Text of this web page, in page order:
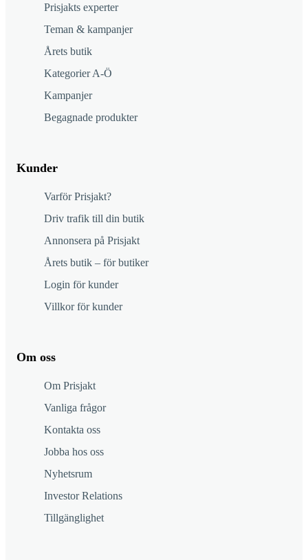
Prisjakts experter
Teman & kampanjer
Årets butik
Kategorier A-Ö
Kampanjer
Begagnade produkter
Kunder
Varför Prisjakt?
Driv trafik till din butik
Annonsera på Prisjakt
Årets butik – för butiker
Login för kunder
Villkor för kunder
Om oss
Om Prisjakt
Vanliga frågor
Kontakta oss
Jobba hos oss
Nyhetsrum
Investor Relations
Tillgänglighet